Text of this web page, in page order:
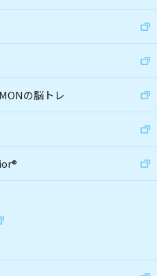
の脳トレ
®